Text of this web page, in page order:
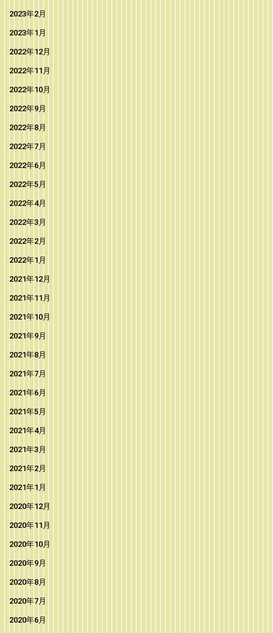
2023年2月
2023年1月
2022年12月
2022年11月
2022年10月
2022年9月
2022年8月
2022年7月
2022年6月
2022年5月
2022年4月
2022年3月
2022年2月
2022年1月
2021年12月
2021年11月
2021年10月
2021年9月
2021年8月
2021年7月
2021年6月
2021年5月
2021年4月
2021年3月
2021年2月
2021年1月
2020年12月
2020年11月
2020年10月
2020年9月
2020年8月
2020年7月
2020年6月